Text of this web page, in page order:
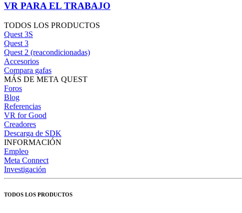
VR PARA EL TRABAJO
TODOS LOS PRODUCTOS
Quest 3S
Quest 3
Quest 2 (reacondicionadas)
Accesorios
Compara gafas
MÁS DE META QUEST
Foros
Blog
Referencias
VR for Good
Creadores
Descarga de SDK
INFORMACIÓN
Empleo
Meta Connect
Investigación
TODOS LOS PRODUCTOS